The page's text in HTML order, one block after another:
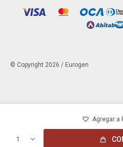
1
© Copyright 2026 / Eurogen